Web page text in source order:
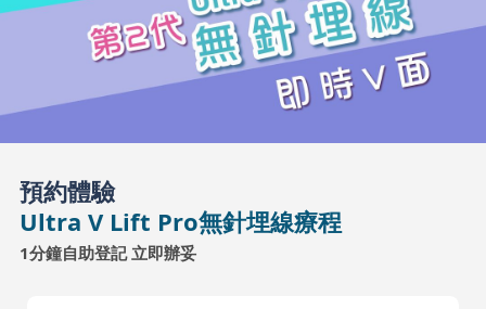
預約體驗
Ultra V Lift Pro無針埋線療程
1分鐘自助登記 立即辦妥